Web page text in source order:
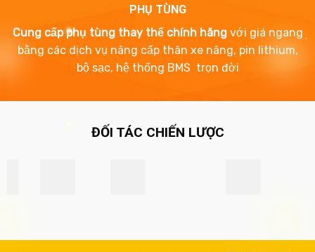
PHỤ TÙNG
Cung cấp phụ tùng thay thế chính hãng với giá ngang
bằng các dịch vụ nâng cấp thân xe nâng, pin lithium,
bộ sạc, hệ thống BMS trọn đời
ĐỐI TÁC CHIẾN LƯỢC